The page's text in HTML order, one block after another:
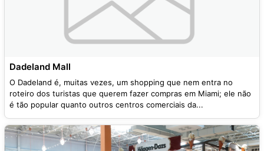
Dadeland Mall
O Dadeland é, muitas vezes, um shopping que nem entra no
roteiro dos turistas que querem fazer compras em Miami; ele não
é tão popular quanto outros centros comerciais da...